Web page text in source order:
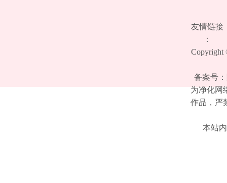
友情链接
：
Copyright
备案号
为净化网
作品，严
本站